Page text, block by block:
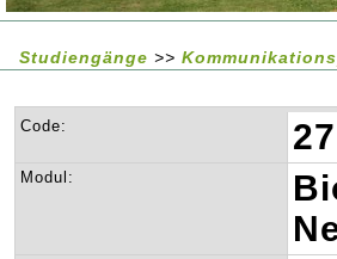
Studiengänge >>
Code:
Modul: